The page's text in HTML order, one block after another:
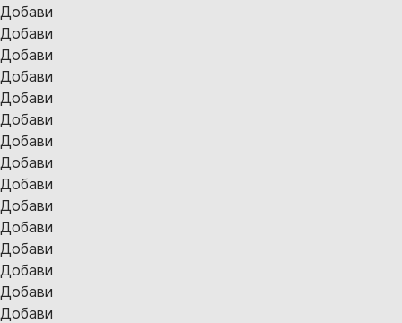
Добави
Добави
Добави
Добави
Добави
Добави
Добави
Добави
Добави
Добави
Добави
Добави
Добави
Добави
Добави